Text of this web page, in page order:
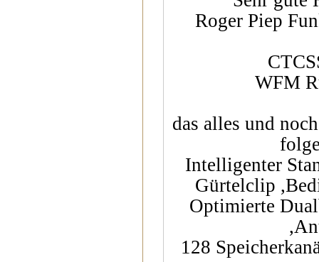
Roger Piep
WFM
das alles und
Intelligenter
Gürtelclip
Optimierte
128